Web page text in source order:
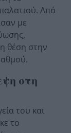
Από
με
θέση στην
στη
του και
το